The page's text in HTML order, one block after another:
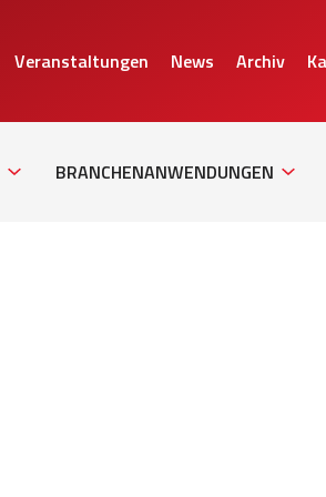
Veranstaltungen News Archiv
NavigationBRANCHENANWENDUNGEN